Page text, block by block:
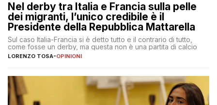
Nel derby tra Italia e Francia sulla pelle
dei migranti, l’unico credibile è il
Presidente della Repubblica Mattarella
Sul caso Italia-Francia si è detto tutto e il contrario di tutto,
come fosse un derby, ma questa non è una partita di calcio
LORENZO TOSA-OPINIONI